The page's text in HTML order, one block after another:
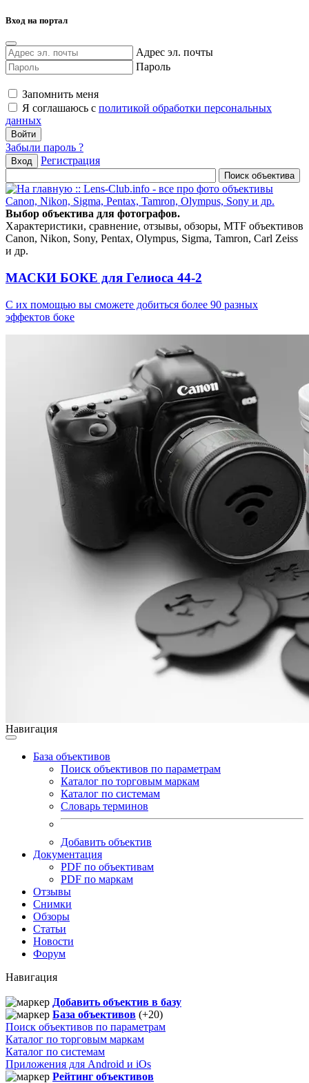
Вход на портал
Адрес эл. почты
Пароль
Запомнить меня
Я соглашаюсь с политикой обработки персональных
данных
Забыли пароль ?
Вход Регистрация
Выбор объектива для фотографов.
Характеристики, сравнение, отзывы, обзоры, MTF объективов
Canon, Nikon, Sony, Pentax, Olympus, Sigma, Tamron, Carl Zeiss
и др.
МАСКИ БОКЕ для Гелиоса 44-2
С их помощью вы сможете добиться более 90 разных
эффектов боке
Навигация
База объективов
Поиск объективов по параметрам
Каталог по торговым маркам
Каталог по системам
Словарь терминов
Добавить объектив
Документация
PDF по объективам
PDF по маркам
Отзывы
Снимки
Обзоры
Статьи
Новости
Форум
Навигация
Добавить объектив в базу
База объективов (+20)
Поиск объективов по параметрам
Каталог по торговым маркам
Каталог по системам
Приложения для Android и iOs
Рейтинг объективов